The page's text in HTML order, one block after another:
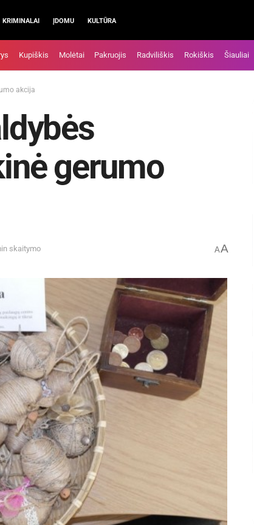
KRIMINALAI ĮDOMU KULTŪRA
Kupiškis Molėtai Pakruojis Radviliškis Rokiškis Šiauliai
akcija
gerumo
skaitymo AA